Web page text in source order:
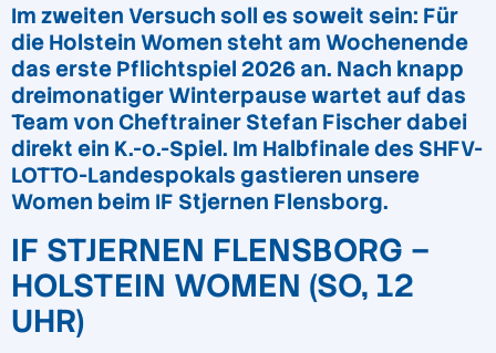
Im zweiten Versuch soll es soweit sein: Für
die Holstein Women steht am Wochenende
das erste Pflichtspiel 2026 an. Nach knapp
dreimonatiger Winterpause wartet auf das
Team von Cheftrainer Stefan Fischer dabei
direkt ein K.-o.-Spiel. Im Halbfinale des SHFV-
LOTTO-Landespokals gastieren unsere
Women beim IF Stjernen Flensborg.
IF STJERNEN FLENSBORG –
HOLSTEIN WOMEN (SO, 12
UHR)